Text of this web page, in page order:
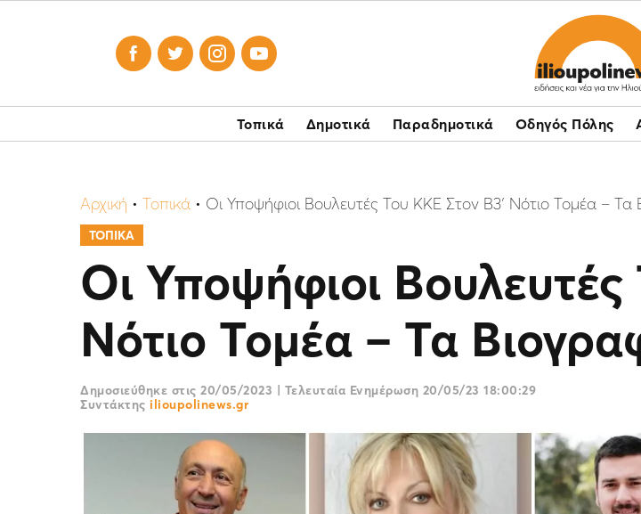
   
Τοπικά Δημοτικά Παραδημοτικά Οδηγός Πόλης
Αρχική • Τοπικά • Oι Υποψήφιοι Βουλευτές Του ΚΚΕ Στον Β3′ Νότιο Τομέα – Τα
ΤΟΠΙΚΑ
Oι Υποψήφιοι
Νότιο Τομέα – Τα
Δημοσιεύθηκε στις 20/05/2023 | Τελευταία Ενημέρωση 20/05/23 18:00:29
Συντάκτης ilioupolinews.gr